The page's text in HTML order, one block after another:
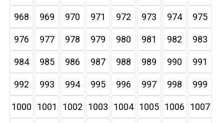
968 969 970 971 972 973 974 975
976 977 978 979 980 981 982 983
984 985 986 987 988 989 990 991
992 993 994 995 996 997 998 999
1000 1001 1002 1003 1004 1005 1006 1007